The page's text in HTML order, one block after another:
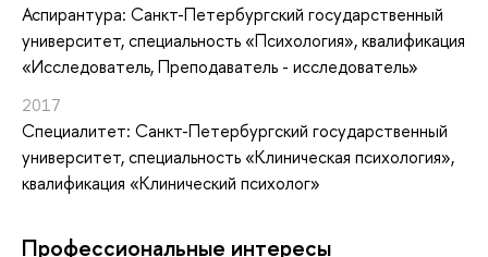
Аспирантура: Санкт-Петербургский государственный
университет, специальность «Психология», квалификация
«Исследователь, Преподаватель - исследователь»
2017
Специалитет: Санкт-Петербургский государственный
университет, специальность «Клиническая психология»,
квалификация «Клинический психолог»
Профессиональные интересы